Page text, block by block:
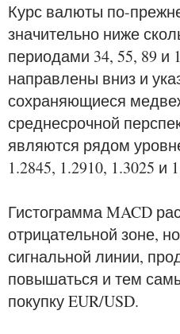
Курс валюты по-
значительно ниже
периодами 34, 55, 89 и
направлены вниз и
сохраняющиеся
среднесрочной
являются рядом
1.2845, 1.2910, 1.3025 и
Гистограмма MACD
отрицательной зоне,
сигнальной линии,
повышаться и тем
покупку EUR/USD.